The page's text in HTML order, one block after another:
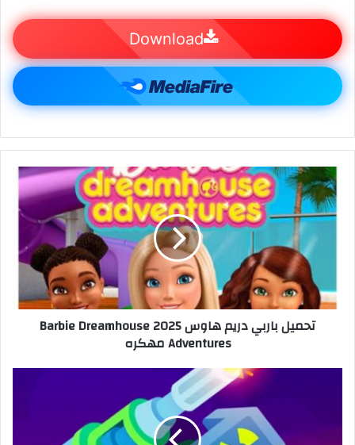
Download
تحميل باربي دريم هاوس 2025 Barbie Dreamhouse
Adventures مهكره